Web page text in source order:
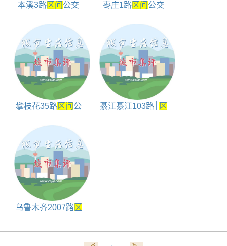
本溪3路区间 公交
枣庄1路区间 公交
央广场
攀枝花35路区间 公
公园到蓝湖国际
綦江綦江103路│
区
乌鲁木齐2007路区
家庄村到西山塑料厂